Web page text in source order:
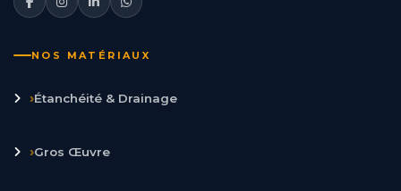
NOS MATÉRIAUX
›Étanchéité & Drainage
›Gros Œuvre